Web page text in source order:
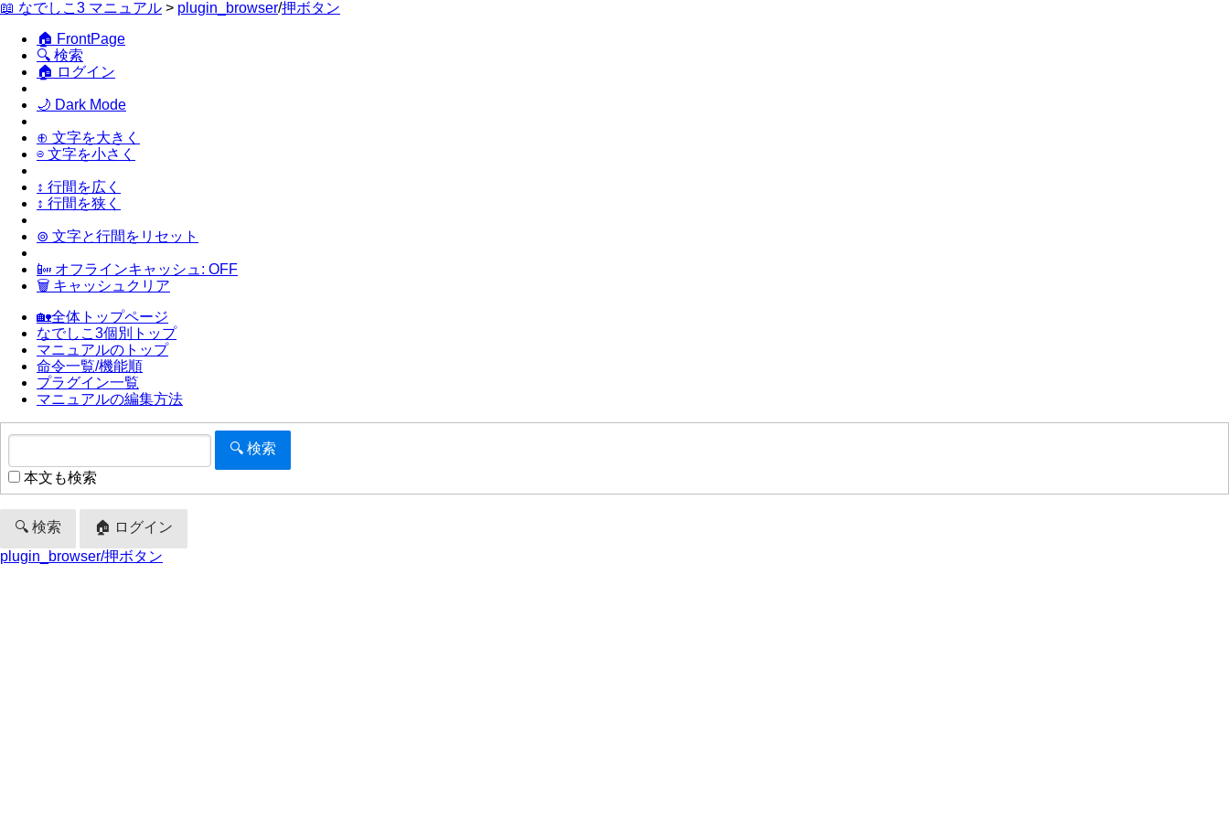
📖 なでしこ3 マニュアル > plugin_browser/押ボタン
🏠 FrontPage
🔍 検索
🏠 ログイン
🌙 Dark Mode
⊕ 文字を大きく
⊖ 文字を小さく
↕ 行間を広く
↕ 行間を狭く
⊚ 文字と行間をリセット
📴 オフラインキャッシュ: OFF
🗑 キャッシュクリア
🏡全体トップページ
なでしこ3個別トップ
マニュアルのトップ
命令一覧/機能順
プラグイン一覧
マニュアルの編集方法
本文も検索
🔍 検索
🏠 ログイン
plugin_browser/押ボタン